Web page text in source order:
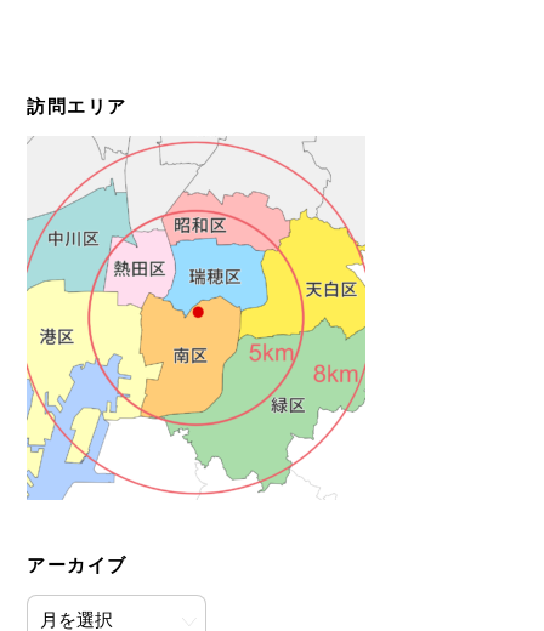
訪問エリア
アーカイブ
ア